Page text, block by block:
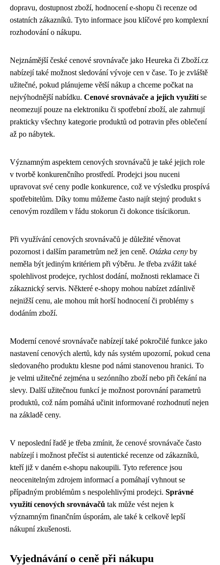
dopravu, dostupnost zboží, hodnocení e-shopu či recenze od
ostatních zákazníků. Tyto informace jsou klíčové pro komplexní
rozhodování o nákupu.
Nejznámější české cenové srovnávače jako Heureka či Zboží.cz
nabízejí také možnost sledování vývoje cen v čase. To je zvláště
užitečné, pokud plánujeme větší nákup a chceme počkat na
nejvýhodnější nabídku. Cenové srovnávače a jejich využitíse
neomezují pouze na elektroniku či spotřební zboží, ale zahrnují
prakticky všechny kategorie produktů od potravin přes oblečení
až po nábytek.
Významným aspektem cenových srovnávačů je také jejich role
v tvorbě konkurenčního prostředí. Prodejci jsou nuceni
upravovat své ceny podle konkurence, což ve výsledku prospívá
spotřebitelům. Díky tomu můžeme často najít stejný produkt s
cenovým rozdílem v řádu stokorun či dokonce tisícikorun.
Při využívání cenových srovnávačů je důležité věnovat
pozornost i dalším parametrům než jen ceně. Otázka ceny by
neměla být jediným kritériem při výběru. Je třeba zvážit také
spolehlivost prodejce, rychlost dodání, možnosti reklamace či
zákaznický servis. Některé e-shopy mohou nabízet zdánlivě
nejnižší cenu, ale mohou mít horší hodnocení či problémy s
dodáním zboží.
Moderní cenové srovnávače nabízejí také pokročilé funkce jako
nastavení cenových alertů, kdy nás systém upozorní, pokud cena
sledovaného produktu klesne pod námi stanovenou hranici. To
je velmi užitečné zejména u sezónního zboží nebo při čekání na
slevy. Další užitečnou funkcí je možnost porovnání parametrů
produktů, což nám pomáhá učinit informované rozhodnutí nejen
na základě ceny.
V neposlední řadě je třeba zmínit, že cenové srovnávače často
nabízejí i možnost přečíst si autentické recenze od zákazníků,
kteří již v daném e-shopu nakoupili. Tyto reference jsou
neocenitelným zdrojem informací a pomáhají vyhnout se
případným problémům s nespolehlivými prodejci. Správné
využití cenových srovnávačů tak může vést nejen k
významným finančním úsporám, ale také k celkově lepší
nákupní zkušenosti.
Vyjednávání o ceně při nákupu